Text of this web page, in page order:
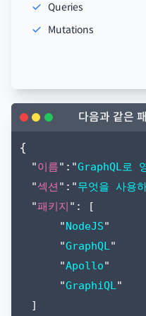
Queries
Mutations
다음과 같은
{
"이름":"GraphQL로
"섹션 ":"무엇을 사용
"패키지 ": [
"NodeJS"
"GraphQL "
"Apollo"
"GraphiQL "
]